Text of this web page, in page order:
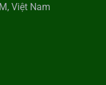
Việt Nam